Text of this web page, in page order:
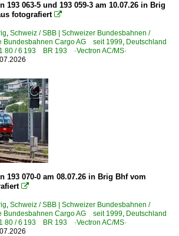
(Spreewald)
Osterrath
(Baden)
Hbf ·EMST·
193 063-5 und 193 059-3 am 10.07.26 in Brig
fotografiert 
, Schweiz / SBB | Schweizer Bundesbahnen /
Cargo AG seit 1999, Deutschland
80 / 6 193 BR 193 ·Vectron AC/MS·
193 070-0 am 08.07.26 in Brig Bhf vom

, Schweiz / SBB | Schweizer Bundesbahnen /
Cargo AG seit 1999, Deutschland
80 / 6 193 BR 193 ·Vectron AC/MS·